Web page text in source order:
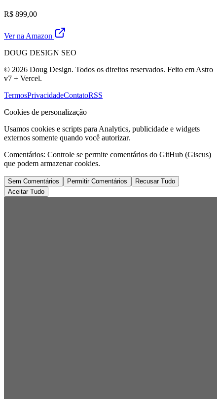
R$ 899,00
Ver na Amazon
DOUG DESIGN SEO
© 2026 Doug Design. Todos os direitos reservados. Feito em Astro
v7 + Vercel.
TermosPrivacidadeContatoRSS
Cookies de personalização
Usamos cookies e scripts para Analytics, publicidade e widgets
externos somente quando você autorizar.
Comentários: Controle se permite comentários do GitHub (Giscus)
que podem armazenar cookies.
Sem Comentários Permitir Comentários
Recusar Tudo
Aceitar Tudo